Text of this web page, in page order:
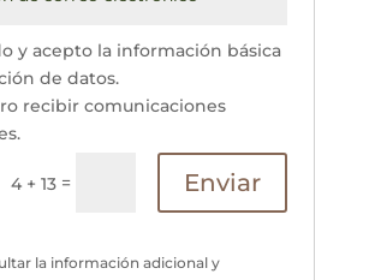
y acepto la información básica
de datos.
recibir comunicaciones
4 + 13= Enviar
la información adicional y